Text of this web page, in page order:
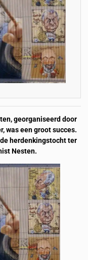
georganiseerd door
was een groot succes.
herdenkingstocht ter
Nesten.